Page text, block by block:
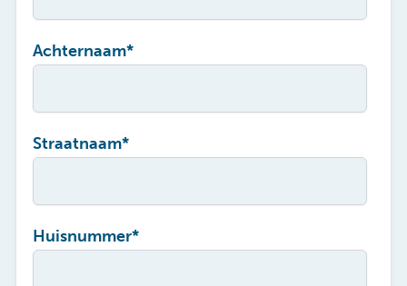
Achternaam*
Straatnaam*
Huisnummer*